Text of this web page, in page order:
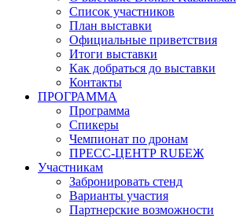
Список участников
План выставки
Официальные приветствия
Итоги выставки
Как добраться до выставки
Контакты
ПРОГРАММА
Программа
Спикеры
Чемпионат по дронам
ПРЕСС-ЦЕНТР RUБЕЖ
Участникам
Забронировать стенд
Варианты участия
Партнерские возможности